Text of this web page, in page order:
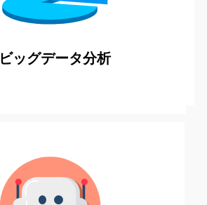
ビッグデータ分析
動向​ を可視化します​